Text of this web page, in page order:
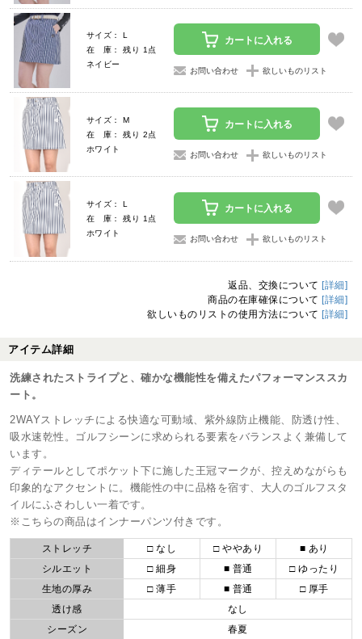
サイズ： L
在 庫： 残り 1点
ネイビー
カートに入れる
お問い合わせ 欲しいものリスト
サイズ： M
在 庫： 残り 2点
ホワイト
カートに入れる
お問い合わせ 欲しいものリスト
サイズ： L
在 庫： 残り 1点
ホワイト
カートに入れる
お問い合わせ 欲しいものリスト
返品、交換について [詳細]
商品の在庫確保について [詳細]
欲しいものリストの使用方法について [詳細]
アイテム詳細
洗練されたストライプと、確かな機能性を備えたパフォーマンススカ
ート。
2WAYストレッチによる快適な可動域、紫外線防止機能、防透け性、
吸水速乾性。ゴルフシーンに求められる要素をバランスよく兼備して
います。
ディテールとしてポケット下に施した王冠マークが、控えめながらも
印象的なアクセントに。機能性の中に品格を宿す、大人のゴルフスタ
イルにふさわしい一着です。
※こちらの商品はインナーパンツ付きです。
ストレッチ □ なし □ ややあり
■ あり
シルエット
□ 細身 ■ 普通
□ ゆったり
生地の厚み
□ 薄手 ■ 普通
□ 厚手
透け感
なし
シーズン
春夏